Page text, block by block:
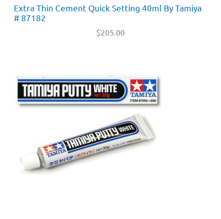
Extra Thin Cement Quick Setting 40ml By Tamiya
# 87182
$205.00